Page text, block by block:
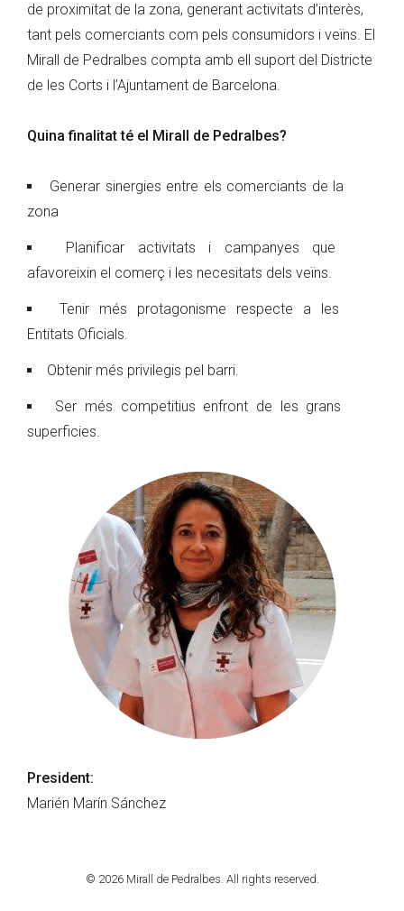
de proximitat de la zona, generant activitats d’interès,
tant pels comerciants com pels consumidors i veïns. El
Mirall de Pedralbes compta amb ell suport del Districte
de les Corts i l’Ajuntament de Barcelona.
Quina finalitat té el Mirall de Pedralbes?
Generar sinergies entre els comerciants de la
zona
Planificar activitats i campanyes que
afavoreixin el comerç i les necesitats dels veïns.
Tenir més protagonisme respecte a les
Entitats Oficials.
Obtenir més privilegis pel barri.
Ser més competitius enfront de les grans
superficies.
President:
Marién Marín Sánchez
© 2026 Mirall de Pedralbes. All rights reserved.